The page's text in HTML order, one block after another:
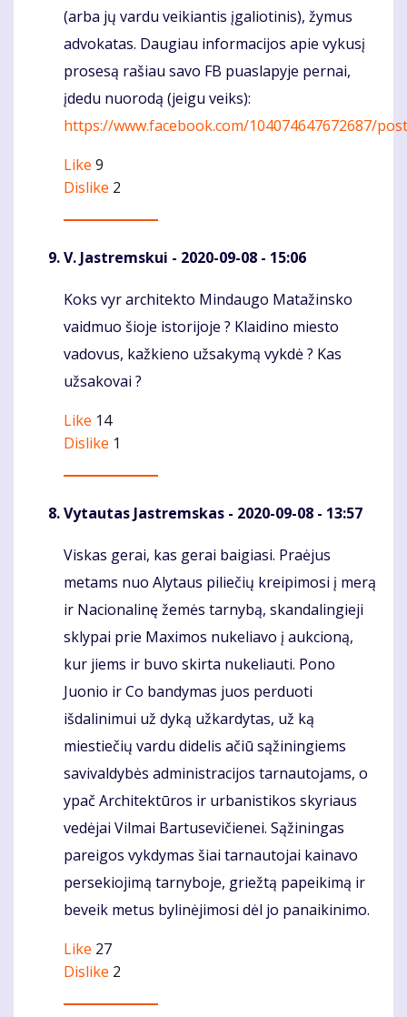
(arba jų vardu veikiantis įgaliotinis), žymus
advokatas. Daugiau informacijos apie vykusį
prosesą rašiau savo FB puaslapyje pernai,
įdedu nuorodą (jeigu veiks):
https://www.facebook.com/104074647672687/
Like 9
Dislike 2
V. Jastremskui - 2020-09-08 - 15:06
Komentaras
Koks vyr architekto Mindaugo Matažinsko
vaidmuo šioje istorijoje ? Klaidino miesto
vadovus, kažkieno užsakymą vykdė ? Kas
užsakovai ?
Like 14
Dislike 1
Vytautas Jastremskas - 2020-09-08 - 13:57
Komentaras
Viskas gerai, kas gerai baigiasi. Praėjus
metams nuo Alytaus piliečių kreipimosi į merą
ir Nacionalinę žemės tarnybą, skandalingieji
sklypai prie Maximos nukeliavo į aukcioną,
kur jiems ir buvo skirta nukeliauti. Pono
Juonio ir Co bandymas juos perduoti
išdalinimui už dyką užkardytas, už ką
miestiečių vardu didelis ačiū sąžiningiems
savivaldybės administracijos tarnautojams, o
ypač Architektūros ir urbanistikos skyriaus
vedėjai Vilmai Bartusevičienei. Sąžiningas
pareigos vykdymas šiai tarnautojai kainavo
persekiojimą tarnyboje, griežtą papeikimą ir
beveik metus bylinėjimosi dėl jo panaikinimo.
Like 27
Dislike 2